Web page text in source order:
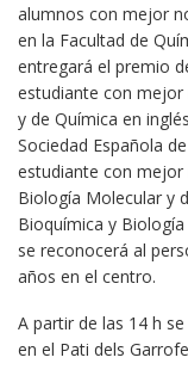
alumnos con mejor
en la Facultad de
entregará el premio
estudiante con mejor
y de Química en
Sociedad Española
estudiante con mejor
Biología Molecular y
Bioquímica y
se reconocerá al
años en el centro.
A partir de las 14 h
en el Pati dels